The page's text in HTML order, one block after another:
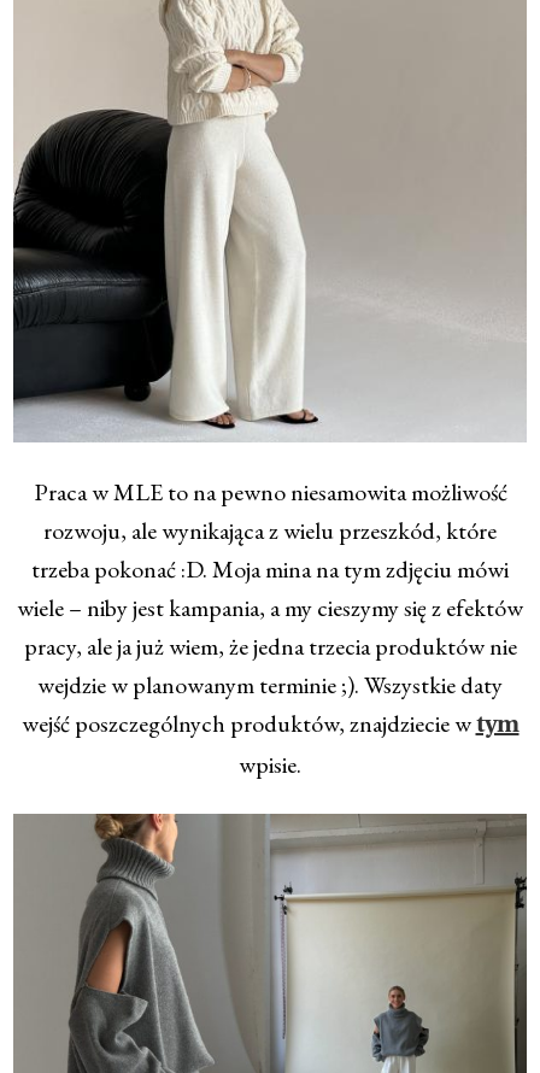
Praca w MLE to na pewno niesamowita możliwość
rozwoju, ale wynikająca z wielu przeszkód, które
trzeba pokonać :D. Moja mina na tym zdjęciu mówi
wiele – niby jest kampania, a my cieszymy się z efektów
pracy, ale ja już wiem, że jedna trzecia produktów nie
wejdzie w planowanym terminie ;). Wszystkie daty
wejść poszczególnych produktów, znajdziecie w tym
wpisie.